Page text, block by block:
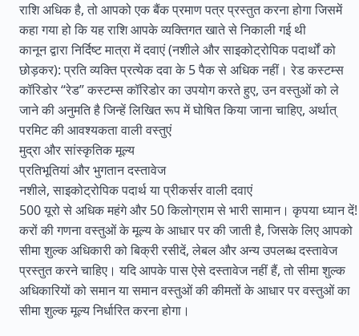
राशि अधिक है, तो आपको एक बैंक प्रमाण पत्र प्रस्तुत करना होगा जिसमें
कहा गया हो कि यह राशि आपके व्यक्तिगत खाते से निकाली गई थी
कानून द्वारा निर्दिष्ट मात्रा में दवाएं (नशीले और साइकोट्रोपिक पदार्थों को
छोड़कर): प्रति व्यक्ति प्रत्येक दवा के 5 पैक से अधिक नहीं। रेड कस्टम्स
कॉरिडोर “रेड” कस्टम्स कॉरिडोर का उपयोग करते हुए, उन वस्तुओं को ले
जाने की अनुमति है जिन्हें लिखित रूप में घोषित किया जाना चाहिए, अर्थात्
परमिट की आवश्यकता वाली वस्तुएं
मुद्रा और सांस्कृतिक मूल्य
प्रतिभूतियां और भुगतान दस्तावेज
नशीले, साइकोट्रोपिक पदार्थ या प्रीकर्सर वाली दवाएं
500 यूरो से अधिक महंगे और 50 किलोग्राम से भारी सामान। कृपया ध्यान दें!
करों की गणना वस्तुओं के मूल्य के आधार पर की जाती है, जिसके लिए आपको
सीमा शुल्क अधिकारी को बिक्री रसीदें, लेबल और अन्य उपलब्ध दस्तावेज
प्रस्तुत करने चाहिए। यदि आपके पास ऐसे दस्तावेज नहीं हैं, तो सीमा शुल्क
अधिकारियों को समान या समान वस्तुओं की कीमतों के आधार पर वस्तुओं का
सीमा शुल्क मूल्य निर्धारित करना होगा।